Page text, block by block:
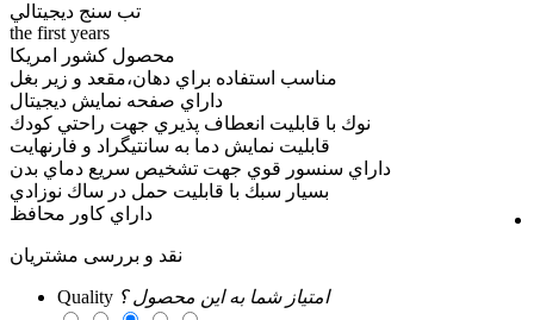
تب سنج ديجيتالي
the first years
محصول كشور امريكا
مناسب استفاده براي دهان،مقعد و زير بغل
داراي صفحه نمايش ديجيتال
نوك با قابليت انعطاف پذيري جهت راحتي كودك
قابليت نمايش دما به سانتيگراد و فارنهايت
داراي سنسور قوي جهت تشخيص سريع دماي بدن
بسيار سبك با قابليت حمل در ساك نوزادي
داراي كاور محافظ
نقد و بررسی مشتریان
Quality امتیاز شما به این محصول ؟